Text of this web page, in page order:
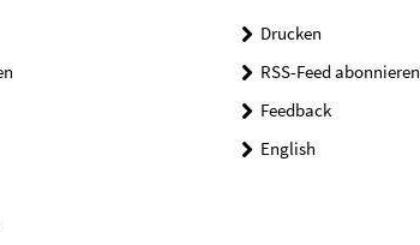
Drucken
RSS-Feed abonnieren
Feedback
English